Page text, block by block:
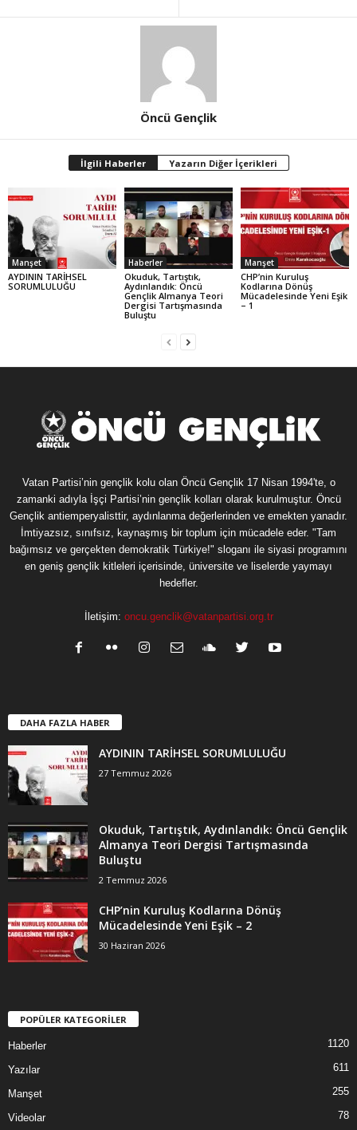
Öncü Gençlik
İlgili Haberler Yazarın Diğer İçerikleri
Manşet
AYDININ TARİHSEL
SORUMLULUĞU
Haberler
Okuduk, Tartıştık,
Aydınlandık: Öncü
Gençlik Almanya Teori
Dergisi Tartışmasında
Buluştu
Manşet
CHP’nin Kuruluş
Kodlarına Dönüş
Mücadelesinde Yeni Eşik
– 1
Vatan Partisi’nin gençlik kolu olan Öncü Gençlik 17 Nisan 1994'te, o
zamanki adıyla İşçi Partisi’nin gençlik kolları olarak kurulmuştur. Öncü
Gençlik antiemperyalisttir, aydınlanma değerlerinden ve emekten yanadır.
İmtiyazsız, sınıfsız, kaynaşmış bir toplum için mücadele eder. "Tam
bağımsız ve gerçekten demokratik Türkiye!" sloganı ile siyasi programını
en geniş gençlik kitleleri içerisinde, üniversite ve liselerde yaymayı
hedefler.
İletişim: oncu.genclik@vatanpartisi.org.tr
DAHA FAZLA HABER
AYDININ TARİHSEL SORUMLULUĞU
27 Temmuz 2026
Okuduk, Tartıştık, Aydınlandık: Öncü Gençlik
Almanya Teori Dergisi Tartışmasında
Buluştu
2 Temmuz 2026
CHP’nin Kuruluş Kodlarına Dönüş
Mücadelesinde Yeni Eşik – 2
30 Haziran 2026
POPÜLER KATEGORİLER
Haberler 1120
Yazılar 611
Manşet 255
Videolar 78